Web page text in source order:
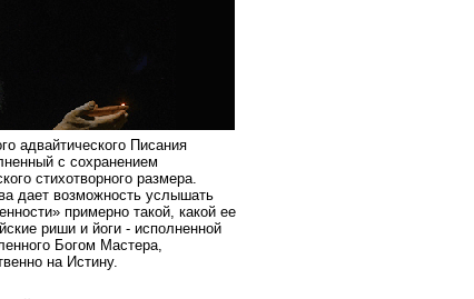
адвайтического Писания
с сохранением
стихотворного размера.
дает возможность услышать
примерно такой, какой ее
риши и йоги - исполненной
Богом Мастера,
на Истину.